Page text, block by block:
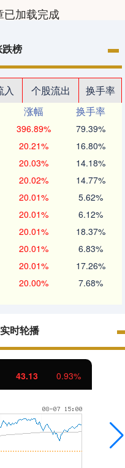
已加载完成
榜
入 个股流出
换手率
涨幅
换手率
396.89% 79.39%
20.21% 16.80%
20.03% 14.18%
20.02% 14.77%
20.01% 5.62%
20.01% 6.12%
20.01% 18.37%
20.01% 6.83%
20.01% 17.26%
20.00% 7.68%
时轮播
43.13 0.93%